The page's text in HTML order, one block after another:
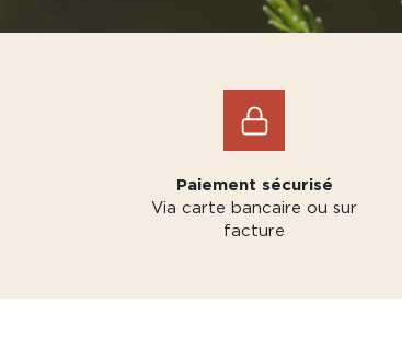
Paiement sécurisé
Via carte bancaire ou sur
facture